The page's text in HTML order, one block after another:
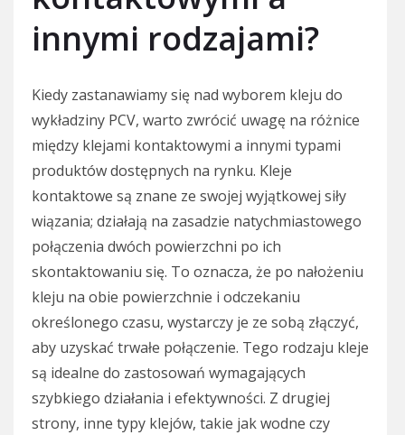
innymi rodzajami?
Kiedy zastanawiamy się nad wyborem kleju do
wykładziny PCV, warto zwrócić uwagę na różnice
między klejami kontaktowymi a innymi typami
produktów dostępnych na rynku. Kleje
kontaktowe są znane ze swojej wyjątkowej siły
wiązania; działają na zasadzie natychmiastowego
połączenia dwóch powierzchni po ich
skontaktowaniu się. To oznacza, że po nałożeniu
kleju na obie powierzchnie i odczekaniu
określonego czasu, wystarczy je ze sobą złączyć,
aby uzyskać trwałe połączenie. Tego rodzaju kleje
są idealne do zastosowań wymagających
szybkiego działania i efektywności. Z drugiej
strony, inne typy klejów, takie jak wodne czy